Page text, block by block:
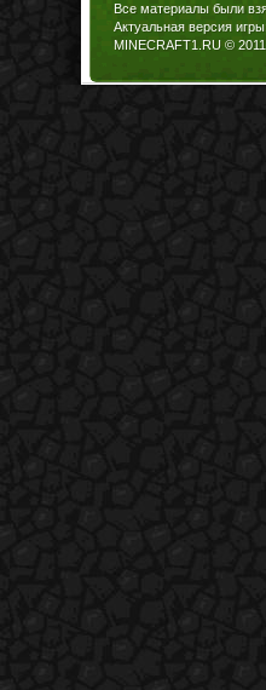
Все материалы были
Актуальная версия
MINECRAFT1.RU ©